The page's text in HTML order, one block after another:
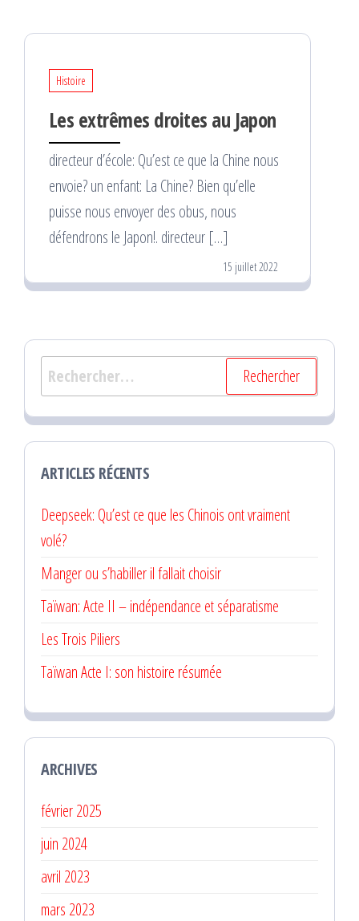
Histoire
Les extrêmes droites au Japon
directeur d’école: Qu’est ce que la Chine nous
envoie? un enfant: La Chine? Bien qu’elle
puisse nous envoyer des obus, nous
défendrons le Japon!. directeur […]
15 juillet 2022
Rechercher :
ARTICLES RÉCENTS
Deepseek: Qu’est ce que les Chinois ont vraiment
volé?
Manger ou s’habiller il fallait choisir
Taïwan: Acte II – indépendance et séparatisme
Les Trois Piliers
Taïwan Acte I: son histoire résumée
ARCHIVES
février 2025
juin 2024
avril 2023
mars 2023